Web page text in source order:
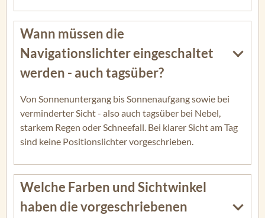
Wann müssen die
Navigationslichter eingeschaltet
werden - auch tagsüber?
Von Sonnenuntergang bis Sonnenaufgang sowie bei
verminderter Sicht - also auch tagsüber bei Nebel,
starkem Regen oder Schneefall. Bei klarer Sicht am Tag
sind keine Positionslichter vorgeschrieben.
Welche Farben und Sichtwinkel
haben die vorgeschriebenen